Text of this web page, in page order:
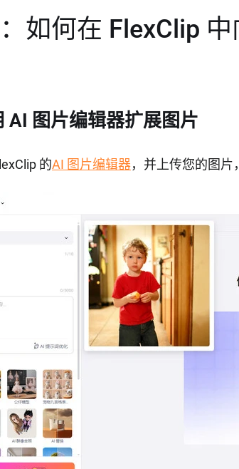
如何在 FlexClip
AI 图片编辑器扩展图片
的AI 图片编辑器，并上传您的图片